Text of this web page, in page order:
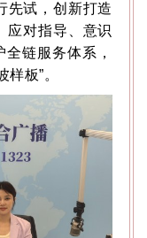
先试，创新打造
应对指导、意识
链服务体系，
板”。